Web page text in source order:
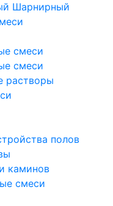
Шарнирный
смеси
смеси
растворы
полов
каминов
смеси